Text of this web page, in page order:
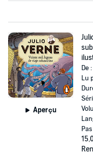
Aperçu
De :
Lu